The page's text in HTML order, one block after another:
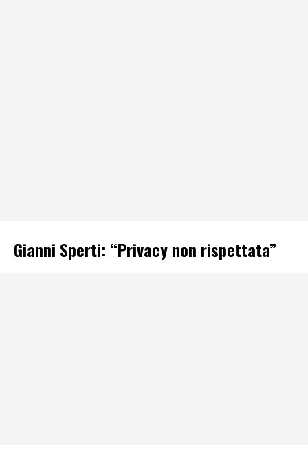
Gianni Sperti: “Privacy non rispettata”